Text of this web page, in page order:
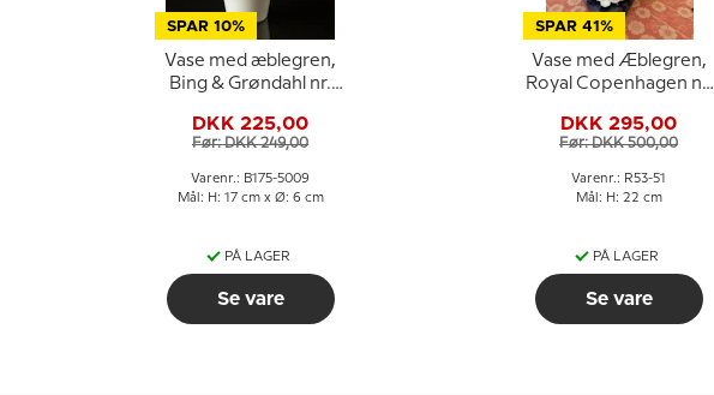
SPAR 10%
Vase med æblegren,
Bing & Grøndahl nr.
DKK 225,00
Før: DKK 249,00
Varenr.: B175-5009
Mål: H: 17 cm x Ø: 6 cm
PÅ LAGER
Se vare
SPAR 41%
Vase med Æblegren,
Royal Copenhagen nr.
DKK 295,00
Før: DKK 500,00
Varenr.: R53-51
Mål: H: 22 cm
PÅ LAGER
Se vare